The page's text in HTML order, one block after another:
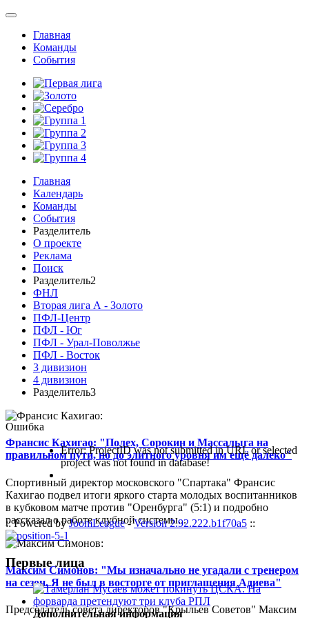
Главная
Команды
События
Главная
Календарь
Команды
События
Разделитель
О проекте
Реклама
Поиск
Разделитель2
ФНЛ
Вторая лига А - Золото
ПФЛ-Центр
ПФЛ - Юг
ПФЛ - Урал-Поволжье
ПФЛ - Восток
3 дивизион
4 дивизион
Разделитель3
Франсис Кахигао: "Полех, Сорокин и Массалыга на
правильном пути, но до элитного уровня им ещё далеко"
Спортивный директор московского "Спартака" Франсис
Кахигао подвел итоги яркого старта молодых воспитанников
в кубковом матче против "Оренбурга" (5:1) и подробно
рассказал о работе клубной системы...
Максим Симонов: "Мы изначально не угадали с тренером
на сезон. Я не был в восторге от приглашения Адиева"
Председатель совета директоров "Крыльев Советов" Максим
Ошибка
Error: ProjectID was not submitted in URL or selected
project was not found in database!
:: Powered byJoomLeague-Version 2.92.222.b1f70a5 ::
Первые лица
Дополнительная информация